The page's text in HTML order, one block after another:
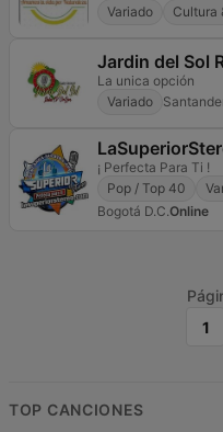
Variado
Cultura
Jardin del Sol
La unica opción
Variado
¡ Perfecta Para Ti !
Pop / Top 40
Bogotá D.C.Online
1
TOP CANCIONES